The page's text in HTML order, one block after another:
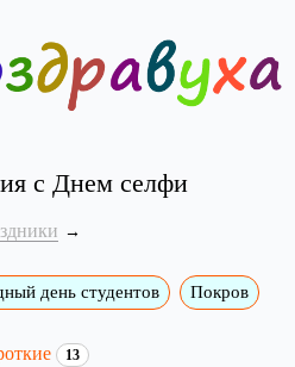
с Днем селфи
день студентов Покров
13